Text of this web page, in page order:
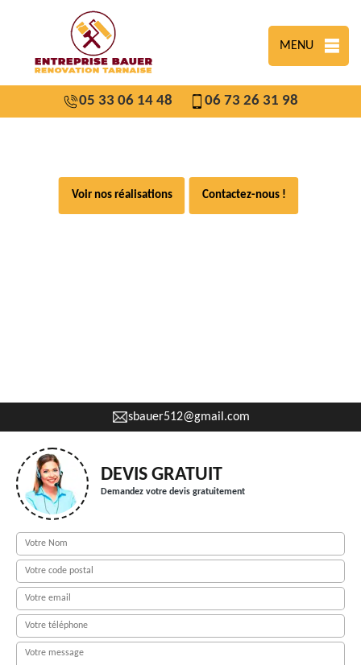
MENU
05 33 06 14 48 06 73 26 31 98
Voir nos réalisations Contactez-nous !
sbauer512@gmail.com
DEVIS GRATUIT
Demandez votre devis gratuitement